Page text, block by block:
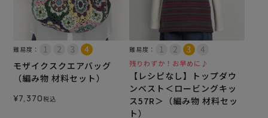
難易度：
モザイクスクエアバッグ
（編み物 材料セット）
¥7,370税込
難易度：
残りわずか！お早めに♪
【レシピなし】トップダウ
ンベスト＜ロービングキッ
ス57R＞（編み物 材料セッ
ト）